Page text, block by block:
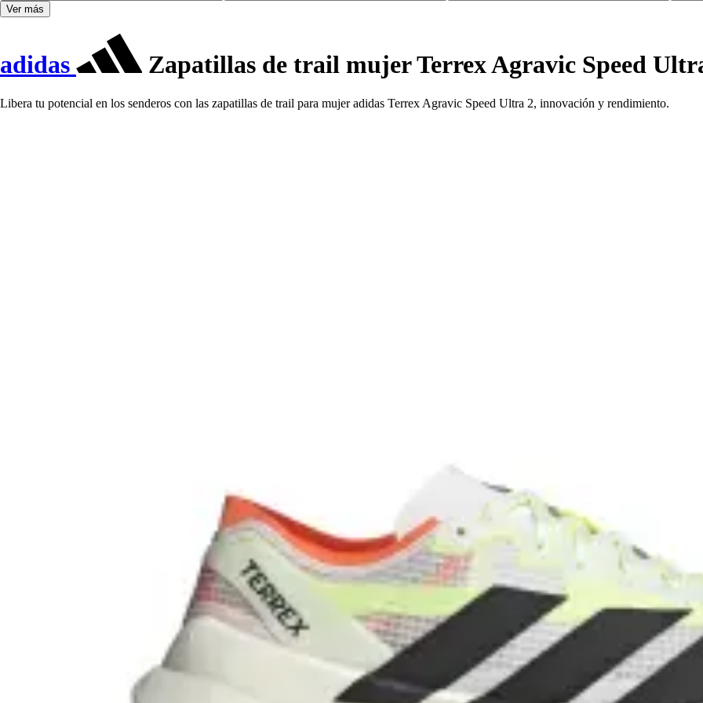
Ver más
adidas Zapatillas de trail mujer Terrex Agravic Speed
Libera tu potencial en los senderos con las zapatillas de trail para mujer adidas Terrex Agravic Speed Ultra 2, innovación y rendimiento.